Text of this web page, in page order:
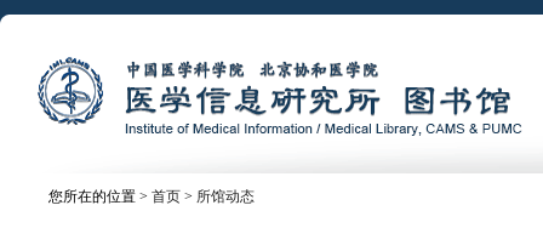
您所在的位置 > 首页 > 所馆动态